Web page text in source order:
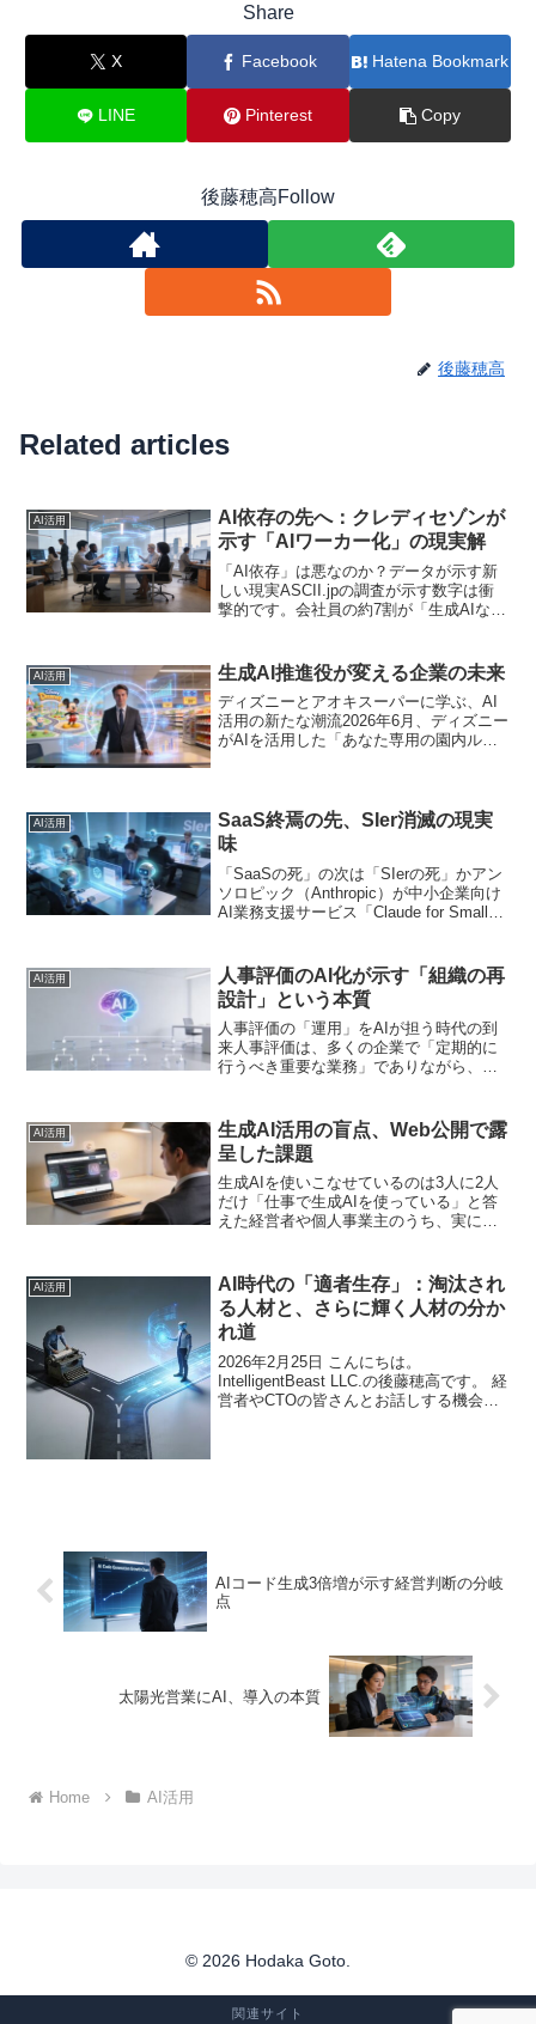
Share
X Facebook Hatena Bookmark
LINE Pinterest Copy
後藤穂高Follow
後藤穂高
Related articles
AI活用
AI依存の先へ：クレディセゾンが
示す「AIワーカー化」の現実解
「AI依存」は悪なのか？データが示す新
しい現実ASCII.jpの調査が示す数字は衝
撃的です。会社員の約7割が「生成AIなし
ジェントが成果を生む」と確信していま
す。こ...
AI活用 生成AI推進役が変える企業の未来
ディズニーとアオキスーパーに学ぶ、AI
活用の新たな潮流2026年6月、ディズニー
がAIを活用した「あなた専用の園内ルー
通じて生成A...
AI活用
SaaS終焉の先、SIer消滅の現実
味
「SaaSの死」の次は「SIerの死」かアン
ソロピック（Anthropic）が中小企業向け
AI業務支援サービス「Claude for Small
力、レポー...
AI活用
人事評価のAI化が示す「組織の再
設計」という本質
人事評価の「運用」をAIが担う時代の到
来人事評価は、多くの企業で「定期的に
行うべき重要な業務」でありながら、運
ィードバックの質のばらつき――これら
の課題は、長らく手つかず...
AI活用
生成AI活用の盲点、Web公開で露
呈した課題
生成AIを使いこなせているのは3人に2人
だけ「仕事で生成AIを使っている」と答
えた経営者や個人事業主のうち、実に
した中小・個人事業者のAI活用実態調査
から、意外...
AI活用
AI時代の「適者生存」：淘汰され
る人材と、さらに輝く人材の分か
れ道
2026年2月25日 こんにちは。
IntelligentBeast LLC.の後藤穂高です。 経
営者やCTOの皆さんとお話しする機会が
AIコード生成3倍増が示す経営判断の分岐
点
太陽光営業にAI、導入の本質
Home AI活用
© 2026 Hodaka Goto.
関連サイト